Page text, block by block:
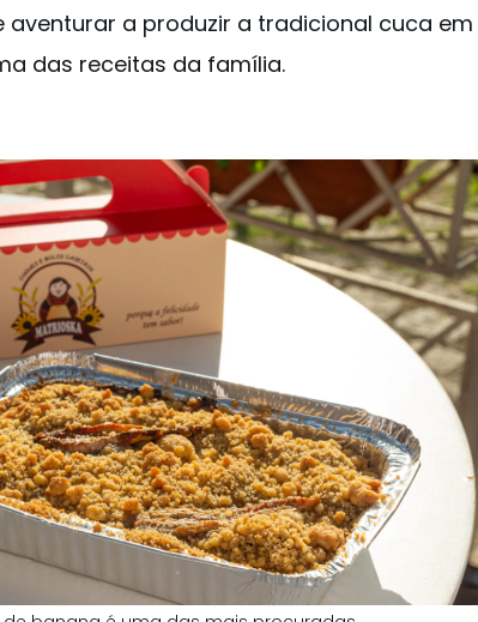
aventurar a produzir a tradicional cuca
das receitas da família.